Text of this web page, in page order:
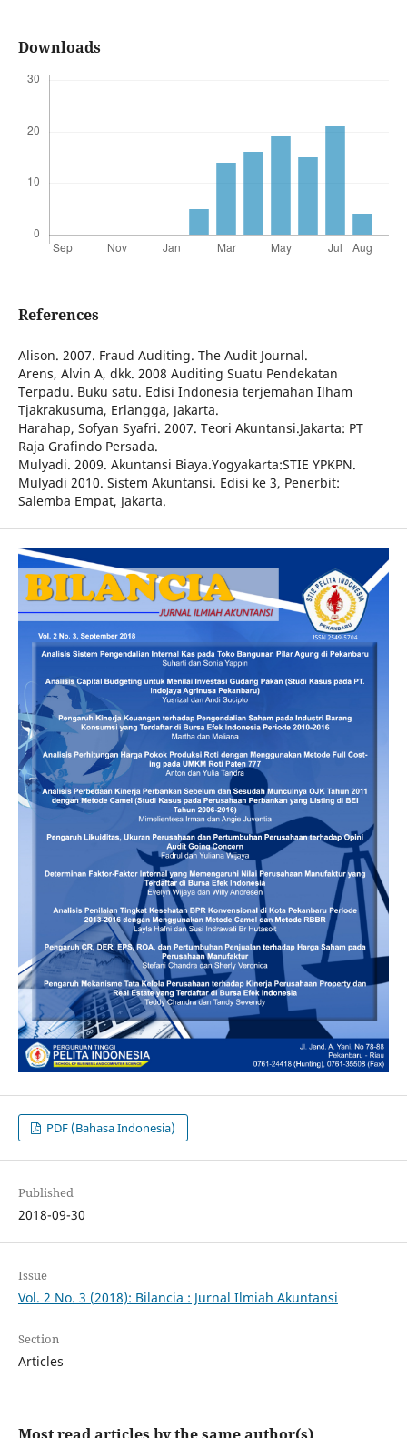
Downloads
References
Alison. 2007. Fraud Auditing. The Audit Journal.
Arens, Alvin A, dkk. 2008 Auditing Suatu Pendekatan
Terpadu. Buku satu. Edisi Indonesia terjemahan Ilham
Tjakrakusuma, Erlangga, Jakarta.
Harahap, Sofyan Syafri. 2007. Teori Akuntansi.Jakarta: PT
Raja Grafindo Persada.
Mulyadi. 2009. Akuntansi Biaya.Yogyakarta:STIE YPKPN.
Mulyadi 2010. Sistem Akuntansi. Edisi ke 3, Penerbit:
Salemba Empat, Jakarta.
PDF (Bahasa Indonesia)
Published
2018-09-30
Issue
Vol. 2 No. 3 (2018): Bilancia : Jurnal Ilmiah Akuntansi
Section
Articles